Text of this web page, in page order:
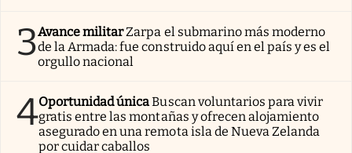
3Avance militarZarpa el submarino más moderno
de la Armada: fue construido aquí en el país y es el
orgullo nacional
4Oportunidad únicaBuscan voluntarios para vivir
gratis entre las montañas y ofrecen alojamiento
asegurado en una remota isla de Nueva Zelanda
por cuidar caballos